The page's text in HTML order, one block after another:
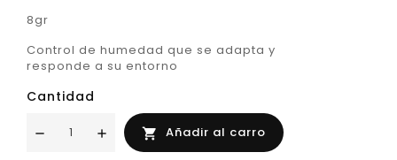
8gr
Control de humedad que se adapta y
responde a su entorno
Cantidad
 Añadir al carro